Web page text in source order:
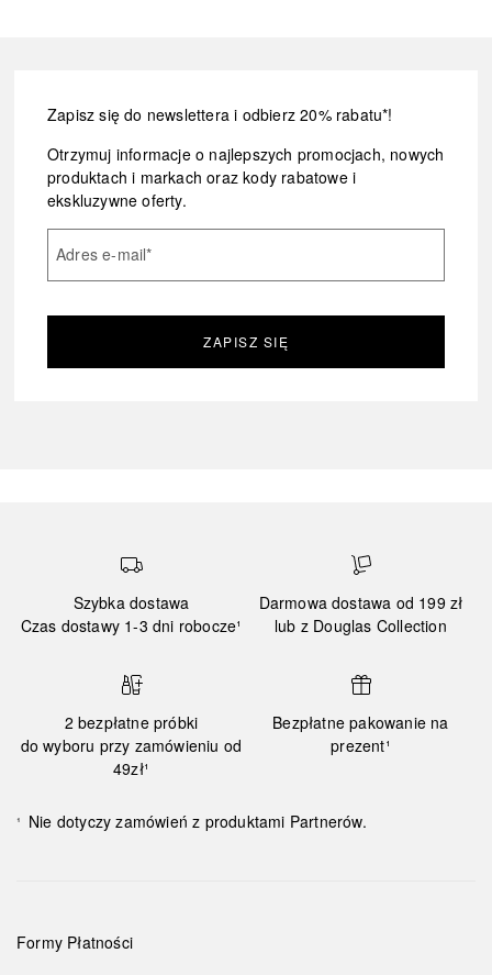
Zapisz się do newslettera i odbierz 20% rabatu*!
Otrzymuj informacje o najlepszych promocjach, nowych
produktach i markach oraz kody rabatowe i
ekskluzywne oferty.
Adres e-mail*
ZAPISZ SIĘ
Szybka dostawa
Czas dostawy 1-3 dni robocze¹
Darmowa dostawa od 199 zł
lub z Douglas Collection
2 bezpłatne próbki
do wyboru przy zamówieniu od
49zł¹
Bezpłatne pakowanie na
prezent¹
¹ Nie dotyczy zamówień z produktami Partnerów.
Formy Płatności